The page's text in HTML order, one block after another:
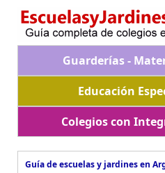
Guarderías -
Educación
Colegios con
Guía de escuelas y jardines en